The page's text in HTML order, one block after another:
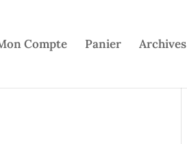
Compte Panier Archives